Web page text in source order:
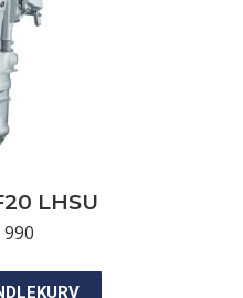
LHSU